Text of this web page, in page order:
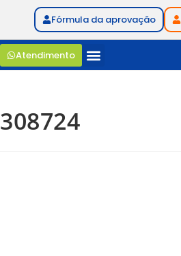
Fórmula da aprovação
Atendimento
308724